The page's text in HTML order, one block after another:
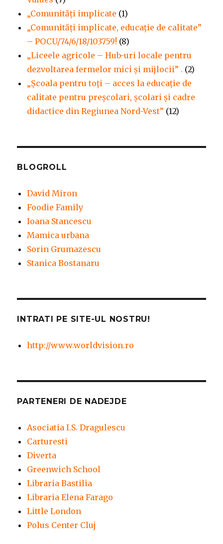
„Comunități implicate (1)
„Comunități implicate, educație de calitate”
– POCU/74/6/18/103759! (8)
„Liceele agricole – Hub-uri locale pentru
dezvoltarea fermelor mici şi mijlocii” . (2)
„Școala pentru toți – acces la educație de
calitate pentru preșcolari, școlari și cadre
didactice din Regiunea Nord-Vest” (12)
BLOGROLL
David Miron
Foodie Family
Ioana Stancescu
Mamica urbana
Sorin Grumazescu
Stanica Bostanaru
INTRATI PE SITE-UL NOSTRU!
http://www.worldvision.ro
PARTENERI DE NADEJDE
Asociatia I.S. Dragulescu
Carturesti
Diverta
Greenwich School
Libraria Bastilia
Libraria Elena Farago
Little London
Polus Center Cluj